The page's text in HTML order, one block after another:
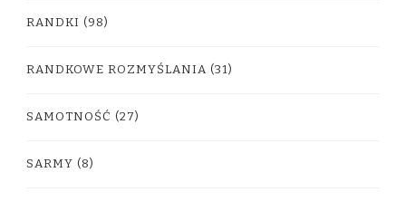
RANDKI (98)
RANDKOWE ROZMYŚLANIA (31)
SAMOTNOŚĆ (27)
SARMY (8)